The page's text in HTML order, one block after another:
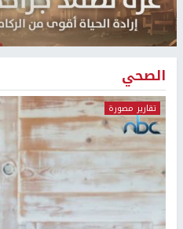
الصحي
تقارير مصورة